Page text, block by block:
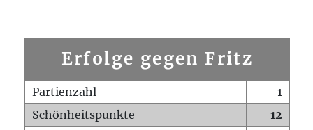
Erfolge gegen Fritz
Partienzahl
1
Schönheitspunkte
12